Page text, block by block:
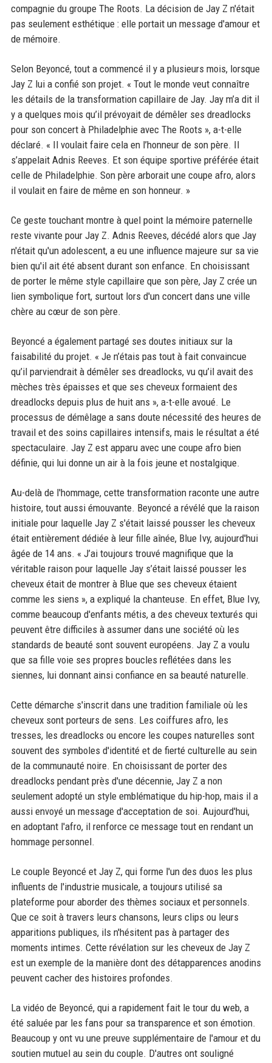
compagnie du groupe The Roots. La décision de Jay Z n'était
pas seulement esthétique : elle portait un message d'amour et
de mémoire.
Selon Beyoncé, tout a commencé il y a plusieurs mois, lorsque
Jay Z lui a confié son projet. « Tout le monde veut connaître
les détails de la transformation capillaire de Jay. Jay m’a dit il
y a quelques mois qu’il prévoyait de démêler ses dreadlocks
pour son concert à Philadelphie avec The Roots », a-t-elle
déclaré. « Il voulait faire cela en l’honneur de son père. Il
s’appelait Adnis Reeves. Et son équipe sportive préférée était
celle de Philadelphie. Son père arborait une coupe afro, alors
il voulait en faire de même en son honneur. »
Ce geste touchant montre à quel point la mémoire paternelle
reste vivante pour Jay Z. Adnis Reeves, décédé alors que Jay
n'était qu'un adolescent, a eu une influence majeure sur sa vie
bien qu'il ait été absent durant son enfance. En choisissant
de porter le même style capillaire que son père, Jay Z crée un
lien symbolique fort, surtout lors d'un concert dans une ville
chère au cœur de son père.
Beyoncé a également partagé ses doutes initiaux sur la
faisabilité du projet. « Je n’étais pas tout à fait convaincue
qu’il parviendrait à démêler ses dreadlocks, vu qu’il avait des
mèches très épaisses et que ses cheveux formaient des
dreadlocks depuis plus de huit ans », a-t-elle avoué. Le
processus de démêlage a sans doute nécessité des heures de
travail et des soins capillaires intensifs, mais le résultat a été
spectaculaire. Jay Z est apparu avec une coupe afro bien
définie, qui lui donne un air à la fois jeune et nostalgique.
Au-delà de l'hommage, cette transformation raconte une autre
histoire, tout aussi émouvante. Beyoncé a révélé que la raison
initiale pour laquelle Jay Z s'était laissé pousser les cheveux
était entièrement dédiée à leur fille aînée, Blue Ivy, aujourd'hui
âgée de 14 ans. « J’ai toujours trouvé magnifique que la
véritable raison pour laquelle Jay s’était laissé pousser les
cheveux était de montrer à Blue que ses cheveux étaient
comme les siens », a expliqué la chanteuse. En effet, Blue Ivy,
comme beaucoup d'enfants métis, a des cheveux texturés qui
peuvent être difficiles à assumer dans une société où les
standards de beauté sont souvent européens. Jay Z a voulu
que sa fille voie ses propres boucles reflétées dans les
siennes, lui donnant ainsi confiance en sa beauté naturelle.
Cette démarche s'inscrit dans une tradition familiale où les
cheveux sont porteurs de sens. Les coiffures afro, les
tresses, les dreadlocks ou encore les coupes naturelles sont
souvent des symboles d'identité et de fierté culturelle au sein
de la communauté noire. En choisissant de porter des
dreadlocks pendant près d'une décennie, Jay Z a non
seulement adopté un style emblématique du hip-hop, mais il a
aussi envoyé un message d'acceptation de soi. Aujourd'hui,
en adoptant l'afro, il renforce ce message tout en rendant un
hommage personnel.
Le couple Beyoncé et Jay Z, qui forme l'un des duos les plus
influents de l'industrie musicale, a toujours utilisé sa
plateforme pour aborder des thèmes sociaux et personnels.
Que ce soit à travers leurs chansons, leurs clips ou leurs
apparitions publiques, ils n'hésitent pas à partager des
moments intimes. Cette révélation sur les cheveux de Jay Z
est un exemple de la manière dont des détapparences anodins
peuvent cacher des histoires profondes.
La vidéo de Beyoncé, qui a rapidement fait le tour du web, a
été saluée par les fans pour sa transparence et son émotion.
Beaucoup y ont vu une preuve supplémentaire de l'amour et du
soutien mutuel au sein du couple. D'autres ont souligné